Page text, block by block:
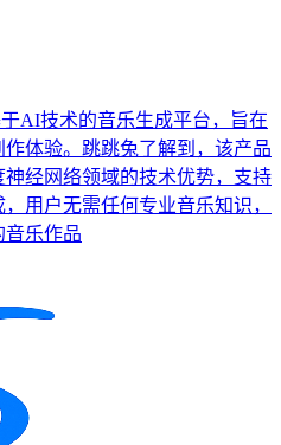
AI技术的音乐生成平台，旨在
体验。跳跳兔了解到，该产品
经网络领域的技术优势，支持
用户无需任何专业音乐知识，
音乐作品